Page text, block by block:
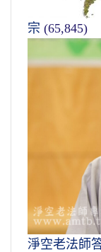
宗 (65,845)
淨空老法師